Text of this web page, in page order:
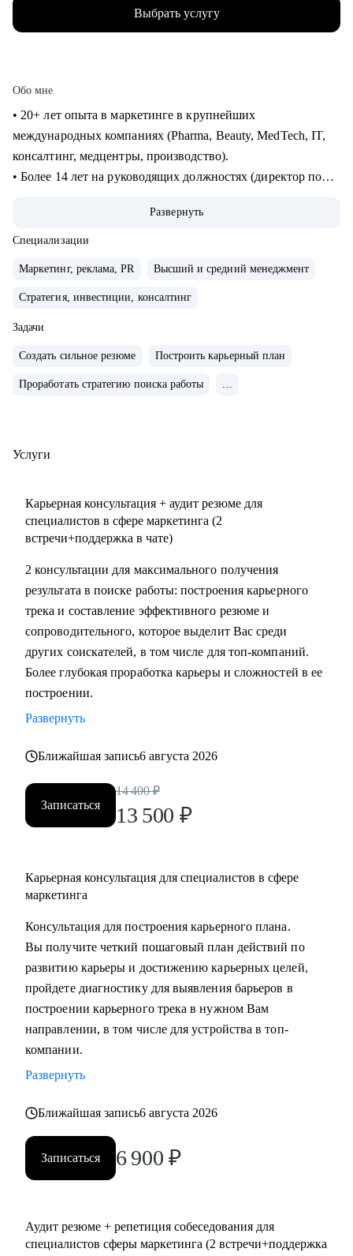
Выбрать услугу
Обо мне
• 20+ лет опыта в маркетинге в крупнейших
международных компаниях (Pharma, Beauty, MedTech, IT,
консалтинг, медцентры, производство).
• Более 14 лет на руководящих должностях (директор по
• Обширная экспертиза в стратегическом планировании,
консалтинге, запуске новых продуктов и направлений,
рынки, в том числе международные. Опыт привлечения
инвестиций.
• 15+ опыт найма, сформировала 5 команд с нуля. Сильная
систем и процессов.
• Провела более 150 собеседований, более 120 менторских
странах MENA.
С чем помогу:
• Подготовиться к карьерному переходу в сферу
маркетинга, и в сфере маркетинга из одной отрасли в
другую
• Выявить сильные стороны, а главное, ключевую
ценность, за которую будут доплачивать
• Сформулировать карьерную цель и разработать план для
ее достижения (пошаговая дорожная карта)
• Составить план роста до позиции директор по
• Проведу аудит резюме и тестового задания, помогу
сопроводительное письмо, чтобы приглашали в компании
• Проведу репетицию собеседования, помогу
• Построить эффективную команду маркетинга,
оптимизировать процессы внутри отдела маркетинга и
собственниками.
Кому могу помочь:
• Всем, кто хочет сменить карьерный трек и перейти в
маркетинг или развиваться в консалтинге;
• Специалистам (Junior-Middle-Senior) и руководителям из:
копирайтинг, event-маркетинг, контент-маркетинг и пр.) и
- E-commerce;
• Директорам по направлениям: маркетинг, e-commerce,
развитие бизнеса;
• Руководителям бизнеса в построении отдела маркетинга.
Развернуть
Специализации
Маркетинг, реклама, PR Высший и средний менеджмент
Стратегия, инвестиции, консалтинг
Задачи
Создать сильное резюме Построить карьерный план
Проработать стратегию поиска работы ...
Услуги
Карьерная консультация + аудит резюме для
специалистов в сфере маркетинга (2
встречи+поддержка в чате)
2 консультации для максимального получения
результата в поиске работы: построения карьерного
трека и составление эффективного резюме и
сопроводительного, которое выделит Вас среди
других соискателей, в том числе для топ-компаний.
Более глубокая проработка карьеры и сложностей в ее
построении.
Развернуть
Ближайшая запись6 августа 2026
Записаться
14 400 ₽
13 500 ₽
Карьерная консультация для специалистов в сфере
маркетинга
Консультация для построения карьерного плана.
Вы получите четкий пошаговый план действий по
развитию карьеры и достижению карьерных целей,
пройдете диагностику для выявления барьеров в
построении карьерного трека в нужном Вам
направлении, в том числе для устройства в топ-
компании.
Развернуть
Ближайшая запись6 августа 2026
Записаться 6 900 ₽
Аудит резюме + репетиция собеседования для
специалистов сферы маркетинга (2 встречи+поддержка